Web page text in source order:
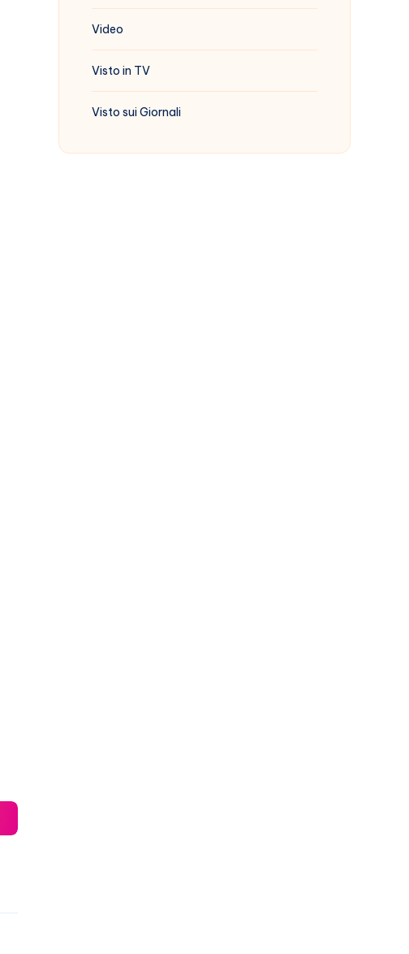
Video
Visto in TV
Visto sui Giornali